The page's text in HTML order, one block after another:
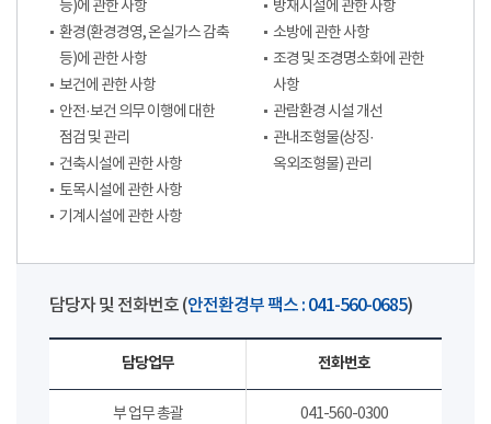
등)에 관한 사항
환경(환경경영, 온실가스 감축
등)에 관한 사항
보건에 관한 사항
안전·보건 의무 이행에 대한
점검 및 관리
건축시설에 관한 사항
토목시설에 관한 사항
기계시설에 관한 사항
방재시설에 관한 사항
소방에 관한 사항
조경 및 조경명소화에 관한
사항
관람환경 시설 개선
관내조형물(상징·
옥외조형물) 관리
담당자 및 전화번호 (안전환경부 팩스 : 041-560-0685)
담당업무 전화번호
부 업무 총괄 041-560-0300